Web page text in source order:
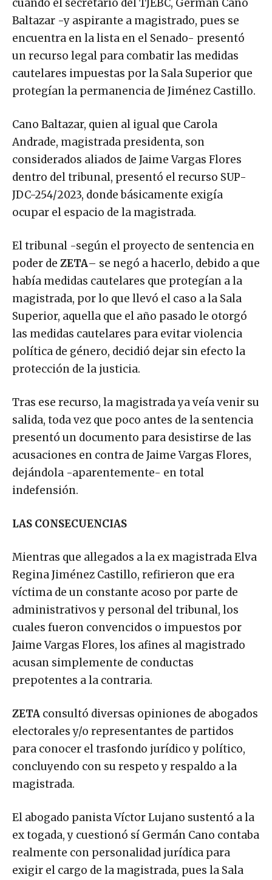
cuando el secretario del TJEBC, Germán Cano
Baltazar -y aspirante a magistrado, pues se
encuentra en la lista en el Senado- presentó
un recurso legal para combatir las medidas
cautelares impuestas por la Sala Superior que
protegían la permanencia de Jiménez Castillo.
Cano Baltazar, quien al igual que Carola
Andrade, magistrada presidenta, son
considerados aliados de Jaime Vargas Flores
dentro del tribunal, presentó el recurso SUP-
JDC-254/2023, donde básicamente exigía
ocupar el espacio de la magistrada.
El tribunal -según el proyecto de sentencia en
poder de ZETA– se negó a hacerlo, debido a que
había medidas cautelares que protegían a la
magistrada, por lo que llevó el caso a la Sala
Superior, aquella que el año pasado le otorgó
las medidas cautelares para evitar violencia
política de género, decidió dejar sin efecto la
protección de la justicia.
Tras ese recurso, la magistrada ya veía venir su
salida, toda vez que poco antes de la sentencia
presentó un documento para desistirse de las
acusaciones en contra de Jaime Vargas Flores,
dejándola -aparentemente- en total
indefensión.
LAS CONSECUENCIAS
Mientras que allegados a la ex magistrada Elva
Regina Jiménez Castillo, refirieron que era
víctima de un constante acoso por parte de
administrativos y personal del tribunal, los
cuales fueron convencidos o impuestos por
Jaime Vargas Flores, los afines al magistrado
acusan simplemente de conductas
prepotentes a la contraria.
ZETA consultó diversas opiniones de abogados
electorales y/o representantes de partidos
para conocer el trasfondo jurídico y político,
concluyendo con su respeto y respaldo a la
magistrada.
El abogado panista Víctor Lujano sustentó a la
ex togada, y cuestionó sí Germán Cano contaba
realmente con personalidad jurídica para
exigir el cargo de la magistrada, pues la Sala